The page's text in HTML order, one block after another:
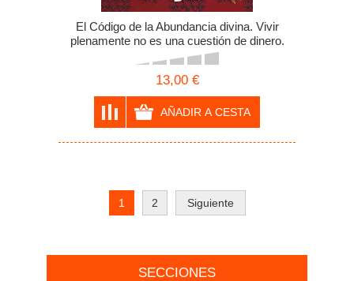
El Código de la Abundancia divina. Vivir
plenamente no es una cuestión de dinero.
Tosha Silver.
13,00 €
1 2 Siguiente
SECCIONES